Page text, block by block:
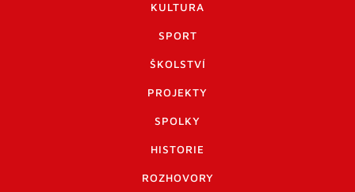
KULTURA
SPORT
ŠKOLSTVÍ
PROJEKTY
SPOLKY
HISTORIE
ROZHOVORY